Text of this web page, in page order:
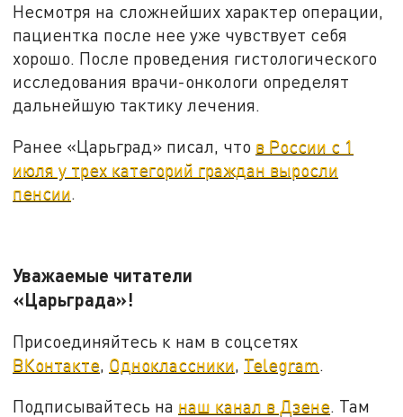
Несмотря на сложнейших характер операции,
пациентка после нее уже чувствует себя
хорошо. После проведения гистологического
исследования врачи-онкологи определят
дальнейшую тактику лечения.
Ранее «Царьград» писал, что в России с 1
июля у трех категорий граждан выросли
пенсии.
Уважаемые читатели
«Царьграда»!
Присоединяйтесь к нам в соцсетях
ВКонтакте, Одноклассники, Telegram.
Подписывайтесь на наш канал в Дзене. Там